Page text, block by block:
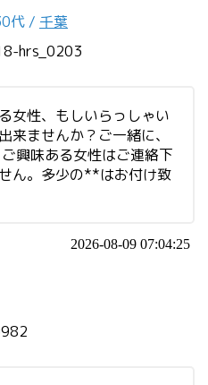
代 / 千葉
hrs_0203
女性、もしいらっしゃい
来ませんか？ご一緒に、
興味ある女性はご連絡下
ん。多少の**はお付け致
2026-08-09 07:04:25